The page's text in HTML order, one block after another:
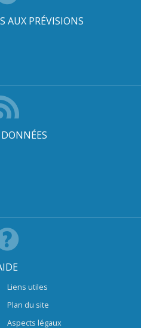
AUX PRÉVISIONS
Liens utiles
Plan du site
Aspects légaux